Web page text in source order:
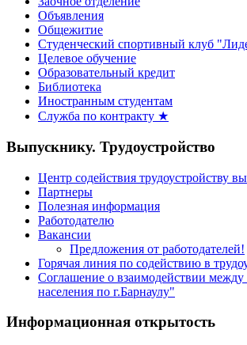
Объявления
Общежитие
Студенческий спортивный клуб
Целевое обучение
Образовательный кредит
Библиотека
Иностранным студентам
Служба по контракту ★
Выпускнику. Трудоустройство
Центр содействия трудоустройству
Партнеры
Полезная информация
Работодателю
Вакансии
Предложения от работодателей!
Горячая линия по содействию в
Соглашение о взаимодействии
населения по г.Барнаулу"
Информационная открытость